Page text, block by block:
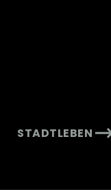
STADTLEBEN